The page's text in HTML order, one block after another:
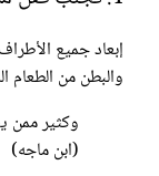
إبعاد جميع
والبطن من الطعام
وكثير ممن
(ابن ماجه)